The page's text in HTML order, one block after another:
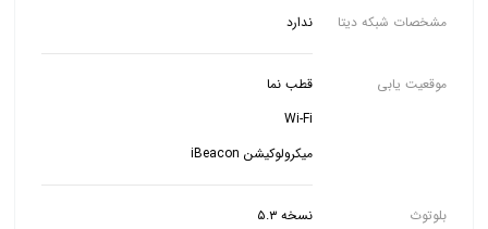
مشخصات شبکه دیتا ندارد
موقعیت یابی
قطب نما
Wi-Fi
میکرولوکیشن iBeacon
بلوتوث نسخه ۵.۳